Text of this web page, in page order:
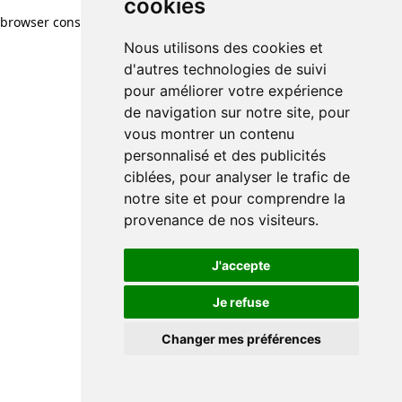
cookies
Nous utilisons des cookies et
d'autres technologies de suivi
pour améliorer votre expérience
de navigation sur notre site, pour
vous montrer un contenu
personnalisé et des publicités
ciblées, pour analyser le trafic de
notre site et pour comprendre la
provenance de nos visiteurs.
J'accepte
Je refuse
Changer mes préférences
browser console for more information)